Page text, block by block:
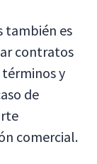
también es
contratos
términos y
de
comercial.